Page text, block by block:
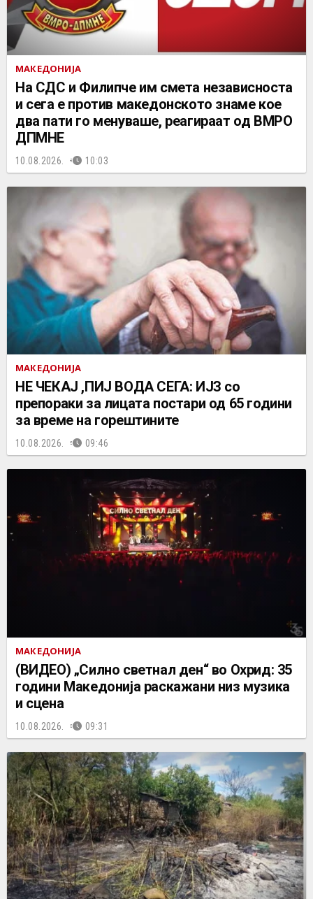
МАКЕДОНИЈА
На СДС и Филипче им смета независноста
и сега е против македонското знаме кое
два пати го менуваше, реагираат од ВМРО
ДПМНЕ
10.08.2026. 10:03
МАКЕДОНИЈА
НЕ ЧEКАЈ ,ПИЈ ВОДА СЕГА: ИЈЗ со
препораки за лицата постари од 65 години
за време на горештините
10.08.2026. 09:46
МАКЕДОНИЈА
(ВИДЕО) „Силно светнал ден“ во Охрид: 35
години Македонија раскажани низ музика
и сцена
10.08.2026. 09:31